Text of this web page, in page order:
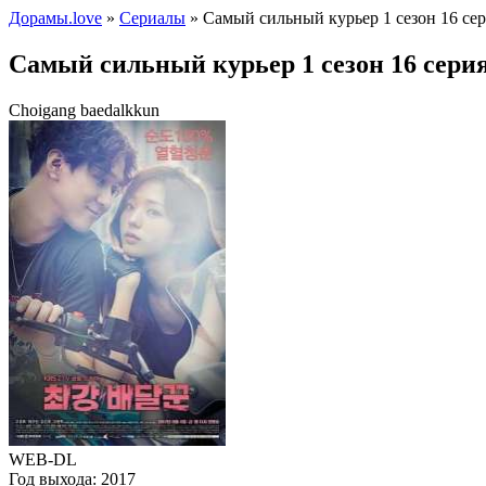
Дорамы.love » Сериалы » Самый сильный курьер 1 сезон 16
Самый сильный курьер 1 сезон 16
Choigang baedalkkun
WEB-DL
Год выхода: 2017